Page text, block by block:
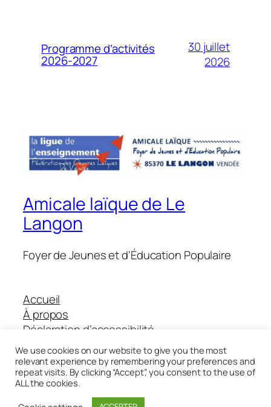
Programme d’activités
2026-2027
30 juillet
2026
Amicale laïque de Le
Langon
Foyer de Jeunes et d'Éducation Populaire
Accueil
À propos
Déclaration d’accessibilité
Boutique Helloasso
Twenty Twenty-Five
We use cookies on our website to give you the most
relevant experience by remembering your preferences and
repeat visits. By clicking “Accept”, you consent to the use of
ALL the cookies.